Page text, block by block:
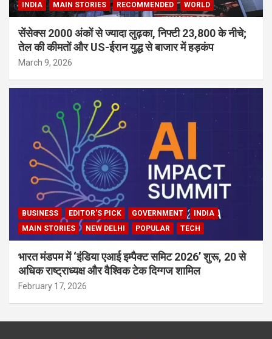
INDIA
MAIN STORIES RECOMMENDED WORLD
सेंसेक्स 2000 अंकों से ज्यादा लुढ़का, निफ्टी 23,800 के नीचे;
तेल की कीमतों और US-ईरान युद्ध से बाजार में हड़कंप
March 9, 2026
BUSINESS EDITOR'S PICK GOVERNMENT
INDIA
MAIN STORIES
NEW DELHI POPULAR TECH
भारत मंडपम में ‘इंडिया एआई इम्पैक्ट समिट 2026’ शुरू, 20 से
अधिक राष्ट्राध्यक्ष और वैश्विक टेक दिग्गज शामिल
February 17, 2026